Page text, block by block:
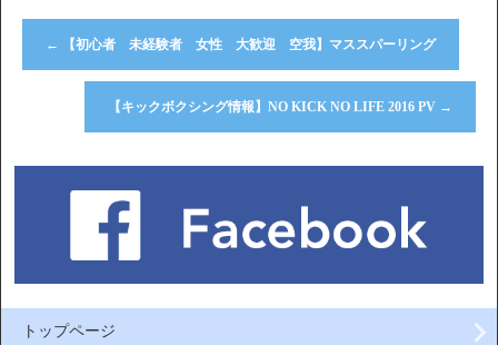
← 【初心者 未経験者 女性 大歓迎 空我】マススパーリング
【キックボクシング情報】NO KICK NO LIFE 2016 PV →
トップページ